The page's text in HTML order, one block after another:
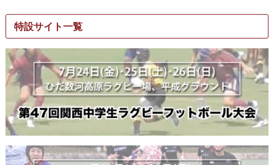
特設サイト一覧